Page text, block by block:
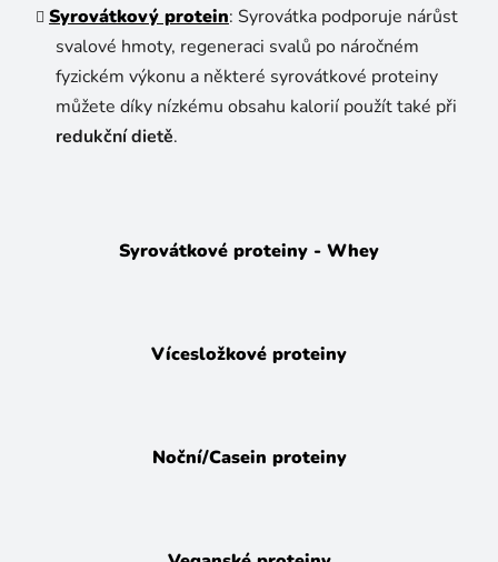
Syrovátkový protein: Syrovátka podporuje nárůst
svalové hmoty, regeneraci svalů po náročném
fyzickém výkonu a některé syrovátkové proteiny
můžete díky nízkému obsahu kalorií použít také při
redukční dietě.
Syrovátkové proteiny - Whey
Vícesložkové proteiny
Noční/Casein proteiny